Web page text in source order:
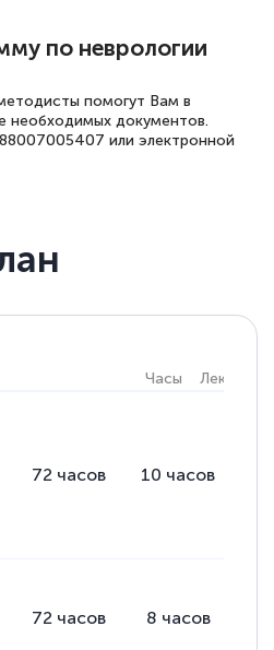
по неврологии
помогут Вам в
необходимых документов.
или электронной
Часы Лекции
72 часов 10 часов
72 часов 8 часов